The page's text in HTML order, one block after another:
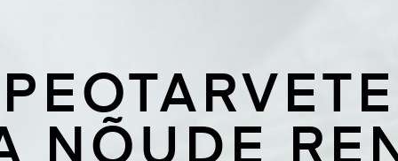
PEOTARVETE
NÕUDE